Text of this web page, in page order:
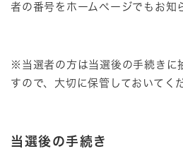
者の番号をホームページでもお知
※当選者の方は当選後の手続きに
すので、大切に保管しておいてく
当選後の手続き